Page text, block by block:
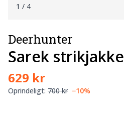
1 / 4
Deerhunter
Sarek strikjakke
629 kr
Oprindeligt: 700 kr −10%